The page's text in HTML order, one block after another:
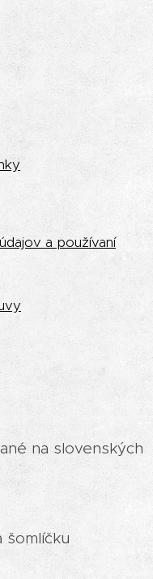
a používaní
na slovenských
šomlíčku